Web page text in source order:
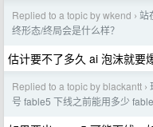
Replied to a topic by wkend › 站
终形态/终局会是什么样？
估计要不了多久 ai 泡沫就要
Replied to a topic by blackantt ›
号 fable5 下线之前能用多少